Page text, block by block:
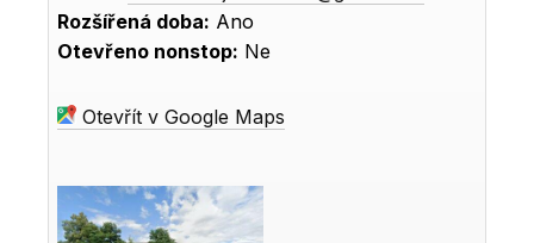
Rozšířená doba: Ano
Otevřeno nonstop: Ne
Otevřít v Google Maps